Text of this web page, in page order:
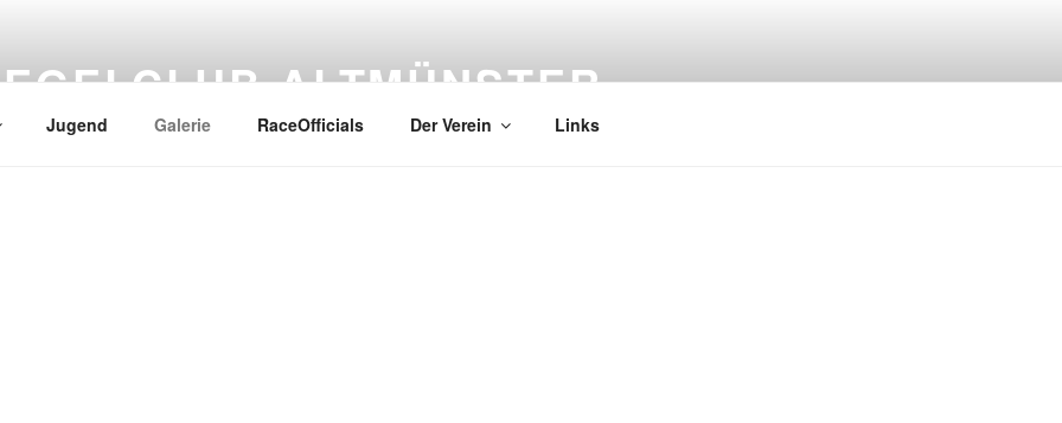
ALTMÜNSTER
Jugend Galerie RaceOfficials Der Verein Links